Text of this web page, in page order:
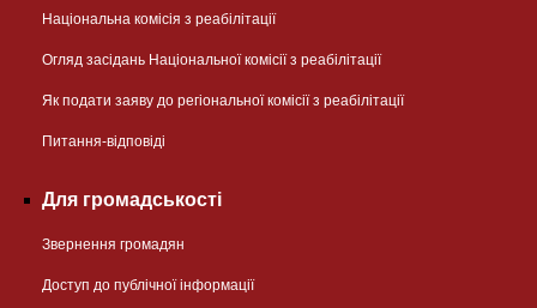
Національна комісія з реабілітації
Огляд засідань Національної комісії з реабілітації
Як подати заяву до регіональної комісії з реабілітації
Питання-відповіді
Для громадськості
Звернення громадян
Доступ до публічної інформації